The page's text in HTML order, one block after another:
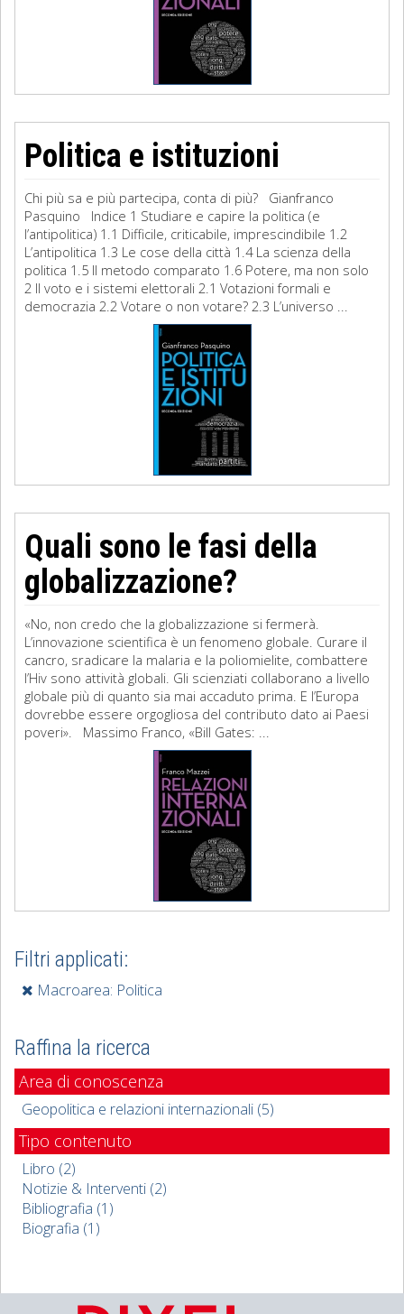
Politica e istituzioni
Chi più sa e più partecipa, conta di più? Gianfranco
Pasquino Indice 1 Studiare e capire la politica (e
l’antipolitica) 1.1 Difficile, criticabile, imprescindibile 1.2
L’antipolitica 1.3 Le cose della città 1.4 La scienza della
politica 1.5 Il metodo comparato 1.6 Potere, ma non solo
2 Il voto e i sistemi elettorali 2.1 Votazioni formali e
democrazia 2.2 Votare o non votare? 2.3 L’universo ...
Quali sono le fasi della
globalizzazione?
«No, non credo che la globalizzazione si fermerà.
L’innovazione scientifica è un fenomeno globale. Curare il
cancro, sradicare la malaria e la poliomielite, combattere
l’Hiv sono attività globali. Gli scienziati collaborano a livello
globale più di quanto sia mai accaduto prima. E l’Europa
dovrebbe essere orgogliosa del contributo dato ai Paesi
poveri». Massimo Franco, «Bill Gates: ...
Filtri applicati:
Macroarea: Politica
Raffina la ricerca
Area di conoscenza
Geopolitica e relazioni internazionali (5)
Tipo contenuto
Libro (2)
Notizie & Interventi (2)
Bibliografia (1)
Biografia (1)